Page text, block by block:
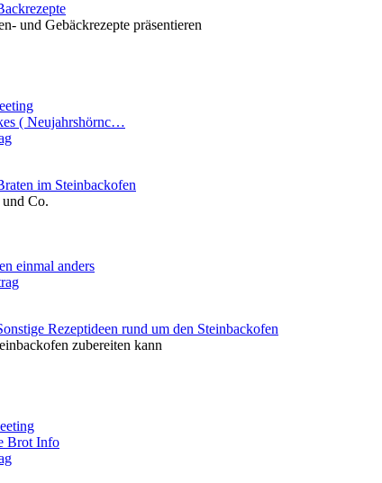
und Gebäckrezepte präsentieren
( Neujahrshörnc…
im Steinbackofen
Co.
einmal anders
Rezeptideen rund um den Steinbackofen
zubereiten kann
Brot Info